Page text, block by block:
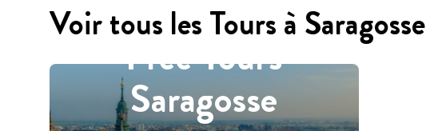
Voir tous les Tours à Saragosse
Free Tours
Saragosse